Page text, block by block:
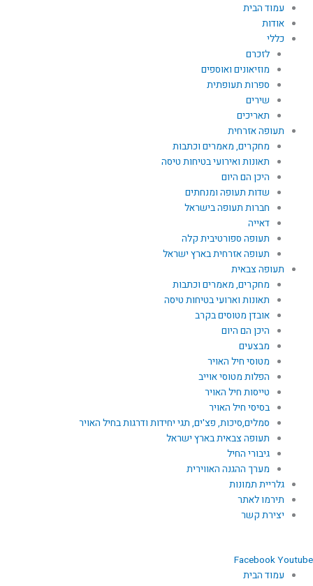
עמוד הבית
אודות
כללי
לזכרם
מוזיאונים ואוספים
ספרות תעופתית
שירים
תאריכים
תעופה אזרחית
מחקרים, מאמרים וכתבות
תאונות ואירועי בטיחות טיסה
היכן הם היום
שדות תעופה ומנחתים
חברות תעופה בישראל
דאייה
תעופה ספורטיבית קלה
תעופה אזרחית בארץ ישראל
תעופה צבאית
מחקרים, מאמרים וכתבות
תאונות וארועי בטיחות טיסה
אובדן מטוסים בקרב
היכן הם היום
מבצעים
מטוסי חיל האויר
הפלות מטוסי אוייב
טייסות חיל האויר
בסיסי חיל האויר
סמלים,סיכות, פצ'ים, תגי יחידות ודרגות בחיל האויר
תעופה צבאית בארץ ישראל
גיבורי החיל
מערך ההגנה האווירית
גלריית תמונות
תירמו לאתר
יצירת קשר
FacebookYoutube
עמוד הבית